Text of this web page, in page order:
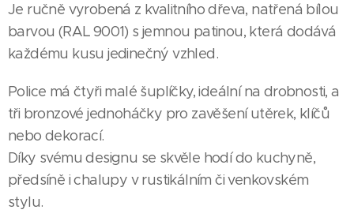
Je ručně vyrobená z kvalitního dřeva, natřená bílou
barvou (RAL 9001) s jemnou patinou, která dodává
každému kusu jedinečný vzhled.
Police má čtyři malé šuplíčky, ideální na drobnosti, a
tři bronzové jednoháčky pro zavěšení utěrek, klíčů
nebo dekorací.
Díky svému designu se skvěle hodí do kuchyně,
předsíně i chalupy v rustikálním či venkovském
stylu.